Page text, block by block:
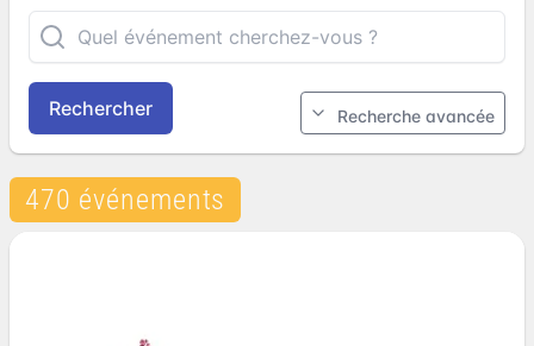
Rechercher Recherche avancée
470 événements